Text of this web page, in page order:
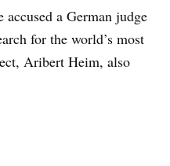
a German judge
for the world’s most
Aribert Heim, also